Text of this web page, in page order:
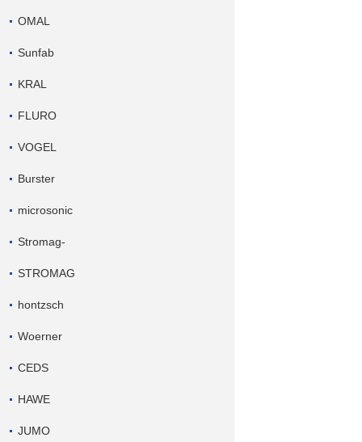
OMAL
Sunfab
KRAL
FLURO
VOGEL
Burster
microsonic
Stromag-
STROMAG
hontzsch
Woerner
CEDS
HAWE
JUMO